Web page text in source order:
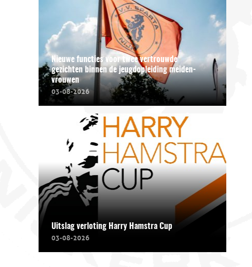
Nieuwe functies voor twee vertrouwde
gezichten binnen de jeugdopleiding meiden-
vrouwen
03-08-2026
Uitslag verloting Harry Hamstra Cup
03-08-2026